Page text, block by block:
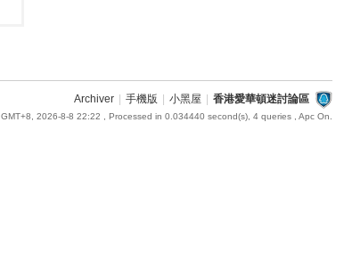
Archiver 手機版 小黑屋 香港愛華頓迷討論區
GMT+8, 2026-8-8 22:22 , Processed in 0.034440 second(s), 4 queries , Apc On.